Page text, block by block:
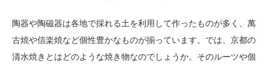
陶器や陶磁器は各地で採れる土を利用して作ったものが多く、萬
古焼や信楽焼など個性豊かなものが揃っています。では、京都の
清水焼きとはどのような焼き物なのでしょうか。そのルーツや個